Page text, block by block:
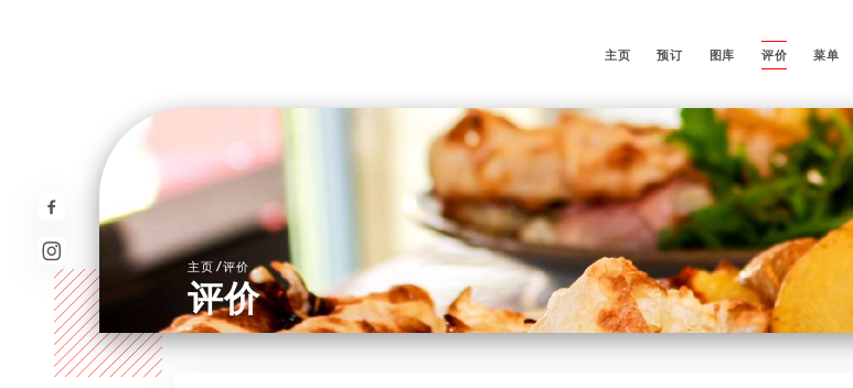
主页 预订 图库 评价 菜单
主页/评价
评价